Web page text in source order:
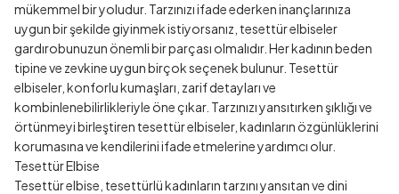
mükemmel bir yoludur. Tarzınızı ifade ederken inançlarınıza
uygun bir şekilde giyinmek istiyorsanız, tesettür elbiseler
gardırobunuzun önemli bir parçası olmalıdır. Her kadının beden
tipine ve zevkine uygun birçok seçenek bulunur. Tesettür
elbiseler, konforlu kumaşları, zarif detayları ve
kombinlenebilirlikleriyle öne çıkar. Tarzınızı yansıtırken şıklığı ve
örtünmeyi birleştiren tesettür elbiseler, kadınların özgünlüklerini
korumasına ve kendilerini ifade etmelerine yardımcı olur.
Tesettür Elbise
Tesettür elbise, tesettürlü kadınların tarzını yansıtan ve dini